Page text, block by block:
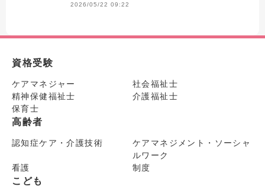
2026/05/22 09:22
資格受験
ケアマネジャー
社会福祉士
精神保健福祉士
介護福祉士
保育士
高齢者
認知症ケア・介護技術
ケアマネジメント・ソーシャ
ルワーク
看護
制度
こども